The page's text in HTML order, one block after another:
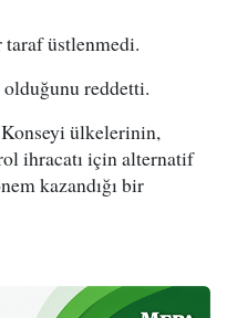
taraf üstlenmedi.
reddetti.
Konseyi ülkelerinin,
ihracatı için alternatif
kazandığı bir